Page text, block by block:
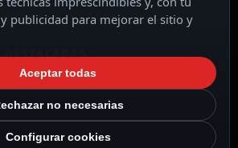
DESTACADAS
publicidad para mejorar el sitio y
Aceptar todas
no necesarias
Configurar cookies